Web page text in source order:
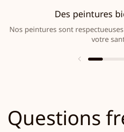
Des peintures
Nos peintures sont
votre
Questions